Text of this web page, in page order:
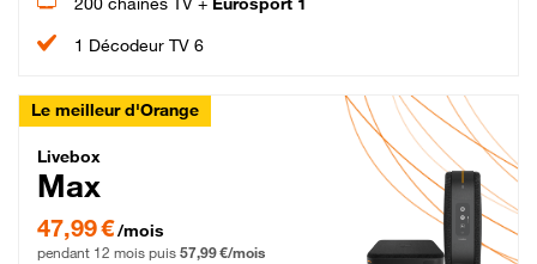
1 Décodeur TV 6
Le meilleur d'Orange
Livebox Max Fibre
Livebox
Max
47,99 € par mois pendant 12 mois puis 57,99 € par mois, Engagement 12 mois
47,99 €/mois
pendant 12 mois puis 57,99 €/mois